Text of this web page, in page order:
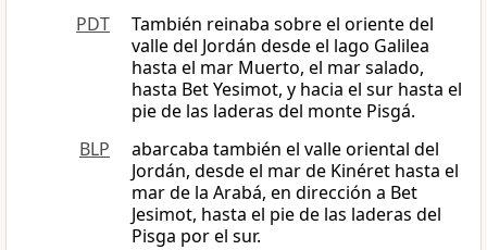
PDT
También reinaba sobre el oriente del
valle del Jordán desde el lago Galilea
hasta el mar Muerto, el mar salado,
hasta Bet Yesimot, y hacia el sur hasta el
pie de las laderas del monte Pisgá.
BLP
abarcaba también el valle oriental del
Jordán, desde el mar de Kinéret hasta el
mar de la Arabá, en dirección a Bet
Jesimot, hasta el pie de las laderas del
Pisga por el sur.